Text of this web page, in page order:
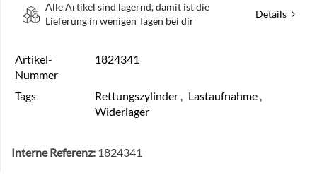
Alle Artikel sind lagernd, damit ist die
Lieferung in wenigen Tagen bei dir
Details
Artikel-
Nummer
1824341
Tags Rettungszylinder, Lastaufnahme,
Widerlager
Interne Referenz: 1824341